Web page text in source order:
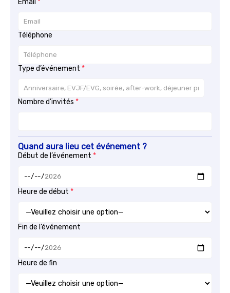
Téléphone
Type d’événement
Nombre d’invités
Quand aura lieu cet événement ?
Début de l’événement
Heure de début
Fin de l’événement
Heure de fin